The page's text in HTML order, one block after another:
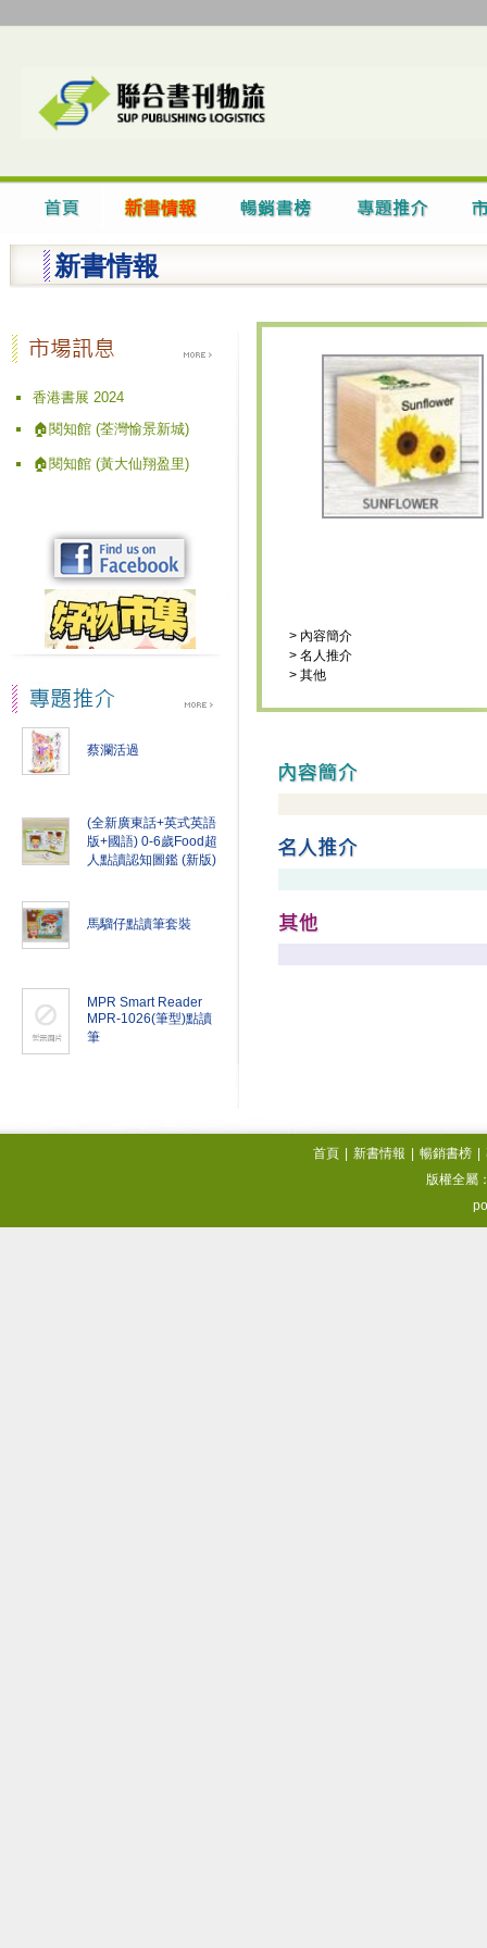
新書情報
香港書展 2024
🏠閱知館 (荃灣愉景新城)
🏠閱知館 (黃大仙翔盈里)
蔡瀾活過
(全新廣東話+英式英語
版+國語) 0-6歲Food超
人點讀認知圖鑑 (新版)
馬騮仔點讀筆套裝
MPR Smart Reader
MPR-1026(筆型)點讀
筆
> 內容簡介
> 名人推介
> 其他
首頁 新書情報 暢銷書榜
版權全屬